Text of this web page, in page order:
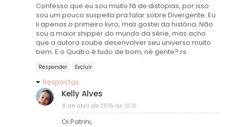
Confesso que eu sou muito fã de distopias, por isso
sou um pouco suspeita pra falar sobre Divergente. Eu
li apenas o primeiro livro, mas gostei da história. Não
sou a maior shipper do mundo da série, mas acho
que a autora soube desenvolver seu universo muito
bem. E o Quatro é tudo de bom, né gente? rs
Responder Excluir
Respostas
Kelly Alves
8 de abril de 2015 às 12:31
Oi Patrini,